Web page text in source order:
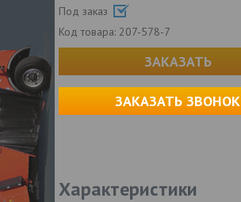
Под заказ
Код товара: 207-578-7
ЗАКАЗАТЬ
ЗАКАЗАТЬ ЗВОНОК
Характеристики